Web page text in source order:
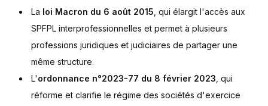
La loi Macron du 6 août 2015 , qui élargit l'accès aux
SPFPL interprofessionnelles et permet à plusieurs
professions juridiques et judiciaires de partager une
même structure.
L'ordonnance n°2023-77 du 8 février 2023 , qui
réforme et clarifie le régime des sociétés d'exercice